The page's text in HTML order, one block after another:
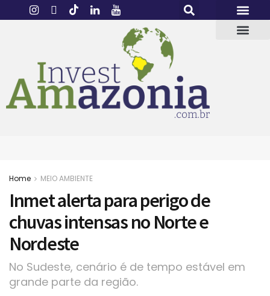
Home MEIO AMBIENTE
Inmet alerta para perigo de
chuvas intensas no Norte e
Nordeste
No Sudeste, cenário é de tempo estável em
grande parte da região.